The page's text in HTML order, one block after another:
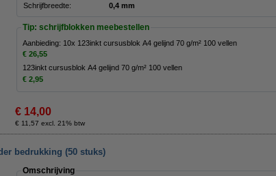
Schrijfbreedte:
0,4 mm
Tip: schrijfblokken meebestellen
Aanbieding: 10x 123inkt cursusblok A4 gelijnd 70 g/m² 100 vellen
€ 26,55
123inkt cursusblok A4 gelijnd 70 g/m² 100 vellen
€ 2,95
€ 14,00
€ 11,57 excl. 21% btw
bedrukking (50 stuks)
Omschrijving